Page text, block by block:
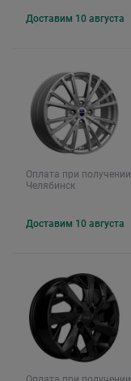
Доставим 10 августа
Оплата при получении
Челябинск
Доставим 10 августа